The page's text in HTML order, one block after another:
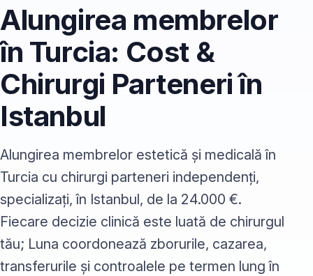
Alungirea membrelor
în Turcia: Cost &
Chirurgi Parteneri în
Istanbul
Alungirea membrelor estetică și medicală în
Turcia cu chirurgi parteneri independenți,
specializați, în Istanbul, de la 24.000 €.
Fiecare decizie clinică este luată de chirurgul
tău; Luna coordonează zborurile, cazarea,
transferurile și controalele pe termen lung în